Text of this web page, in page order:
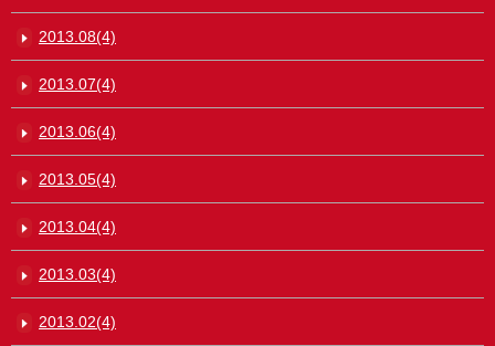
2013.08(4)
2013.07(4)
2013.06(4)
2013.05(4)
2013.04(4)
2013.03(4)
2013.02(4)